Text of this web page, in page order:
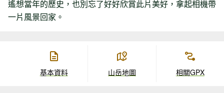
遙想當年的歷史，也別忘了好好欣賞此片美好，拿起相機帶
一片風景回家。
基本資料 山岳地圖 相關GPX